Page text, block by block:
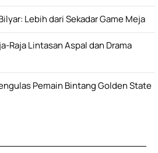
Lebih dari Sekadar Game Meja
Raja Lintasan Aspal dan Drama
Pemain Bintang Golden State